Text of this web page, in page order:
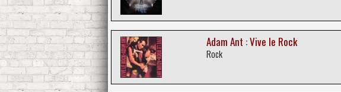
Adam Ant : Vive le Rock
Rock